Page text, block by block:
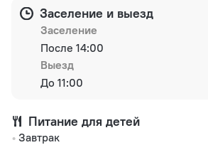
Заселение и выезд
Заселение
После 14:00
Выезд
До 11:00
Питание для детей
Завтрак